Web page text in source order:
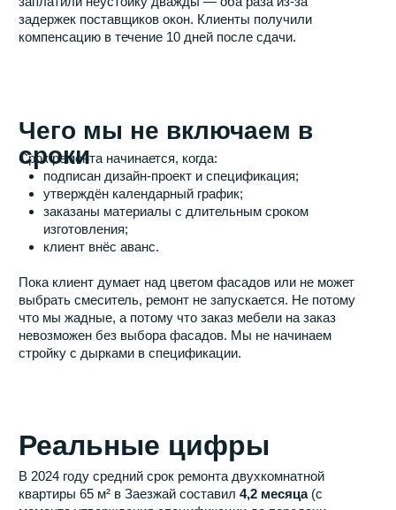
происходит с резервом, и видит в Приложении 101
статус по каждому этапу. Никаких звонков с фразой
«ещё пару недель, потерпите».
Когда стройка идёт по честному графику, клиент не
выгорает. У него нет разрыва между обещанным и
реальным. Ремонт вписывается в его жизнь, а не
наоборот.
Хотите честный
календарный план до старта
ремонта?
В Заезжай мы называем реальные цифры и
отвечаем за них неустойкой. Оставьте заявку —
рассчитаем сроки для вашей квартиры за 24
часа.